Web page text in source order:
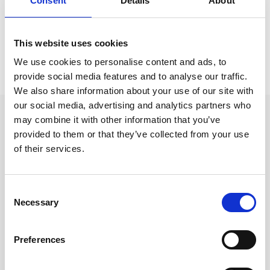
This website uses cookies
We use cookies to personalise content and ads, to
provide social media features and to analyse our traffic.
We also share information about your use of our site with
our social media, advertising and analytics partners who
may combine it with other information that you’ve
provided to them or that they’ve collected from your use
of their services.
Selection
Necessary
Preferences
Prishistorik
Lägsta pris senaste 30 dagarna är 49 kr (2026-08-10)
Andra tittade även på